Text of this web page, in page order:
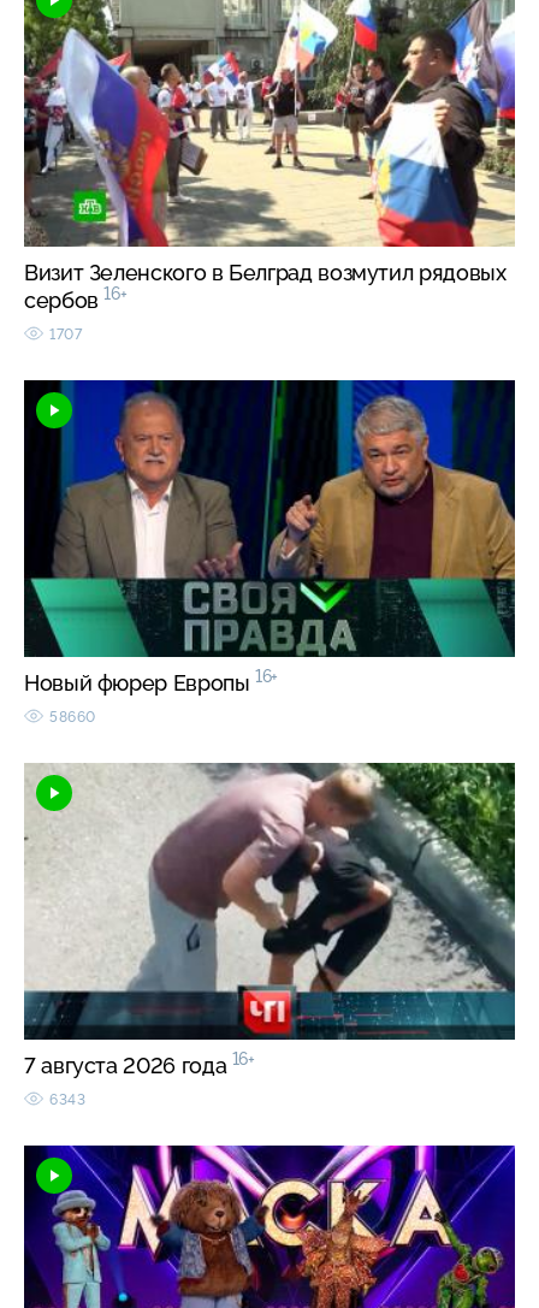
Визит Зеленского в Белград возмутил рядовых
сербов 16+
1707
Новый фюрер Европы 16+
58660
7 августа 2026 года 16+
6343